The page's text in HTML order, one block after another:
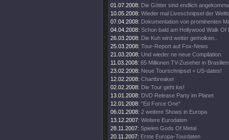
01.07.2008: Die Götter sind endlich
10.05.2008: Wieder mal Liveschnipsel der
07.04.2008: Dokumentation von prominenten
04.04.2008: Schon bald am Hollywood Walk Of
26.03.2008: Die Kuh wird weiter gemolken..
25.03.2008: Tour-Report auf Fox-News
21.03.2008: Und wieder ne neue Compilation.
11.03.2008: 65 Millionen TV-Zuseher in
23.02.2008: Neue Tourschnipsel + US-dates!
12.02.2008: Chartbreaker
02.02.2008: Die Tour geht los!
13.01.2008: DVD Release Party im Planet
12.01.2008: "Ed Force One"
06.01.2008: 2 weitere Shows in Europa
13.12.2007: Weitere Eurodaten
28.11.2007: Spielen Gods Of Metal
20.11.2007: Erste Europa-Tourdaten